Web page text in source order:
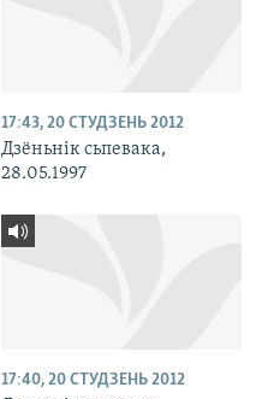
17:43, 20 СТУДЗЕНЬ 2012
Дзёньнік сьпевака,
28.05.1997
17:40, 20 СТУДЗЕНЬ 2012